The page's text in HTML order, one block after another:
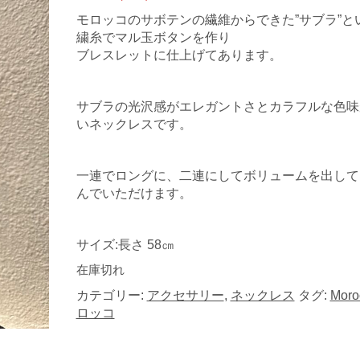
モロッコのサボテンの繊維からできた”サブラ”と
繍糸でマル玉ボタンを作り
ブレスレットに仕上げてあります。
サブラの光沢感がエレガントさとカラフルな色
いネックレスです。
一連でロングに、二連にしてボリュームを出し
んでいただけます。
サイズ:長さ 58㎝
在庫切れ
カテゴリー: アクセサリー, ネックレス タグ:
ロッコ